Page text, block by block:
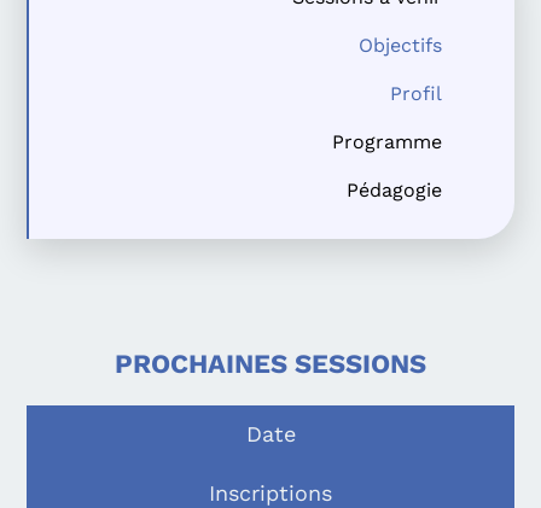
Objectifs
Profil
Programme
Pédagogie
PROCHAINES SESSIONS
Date
Inscriptions